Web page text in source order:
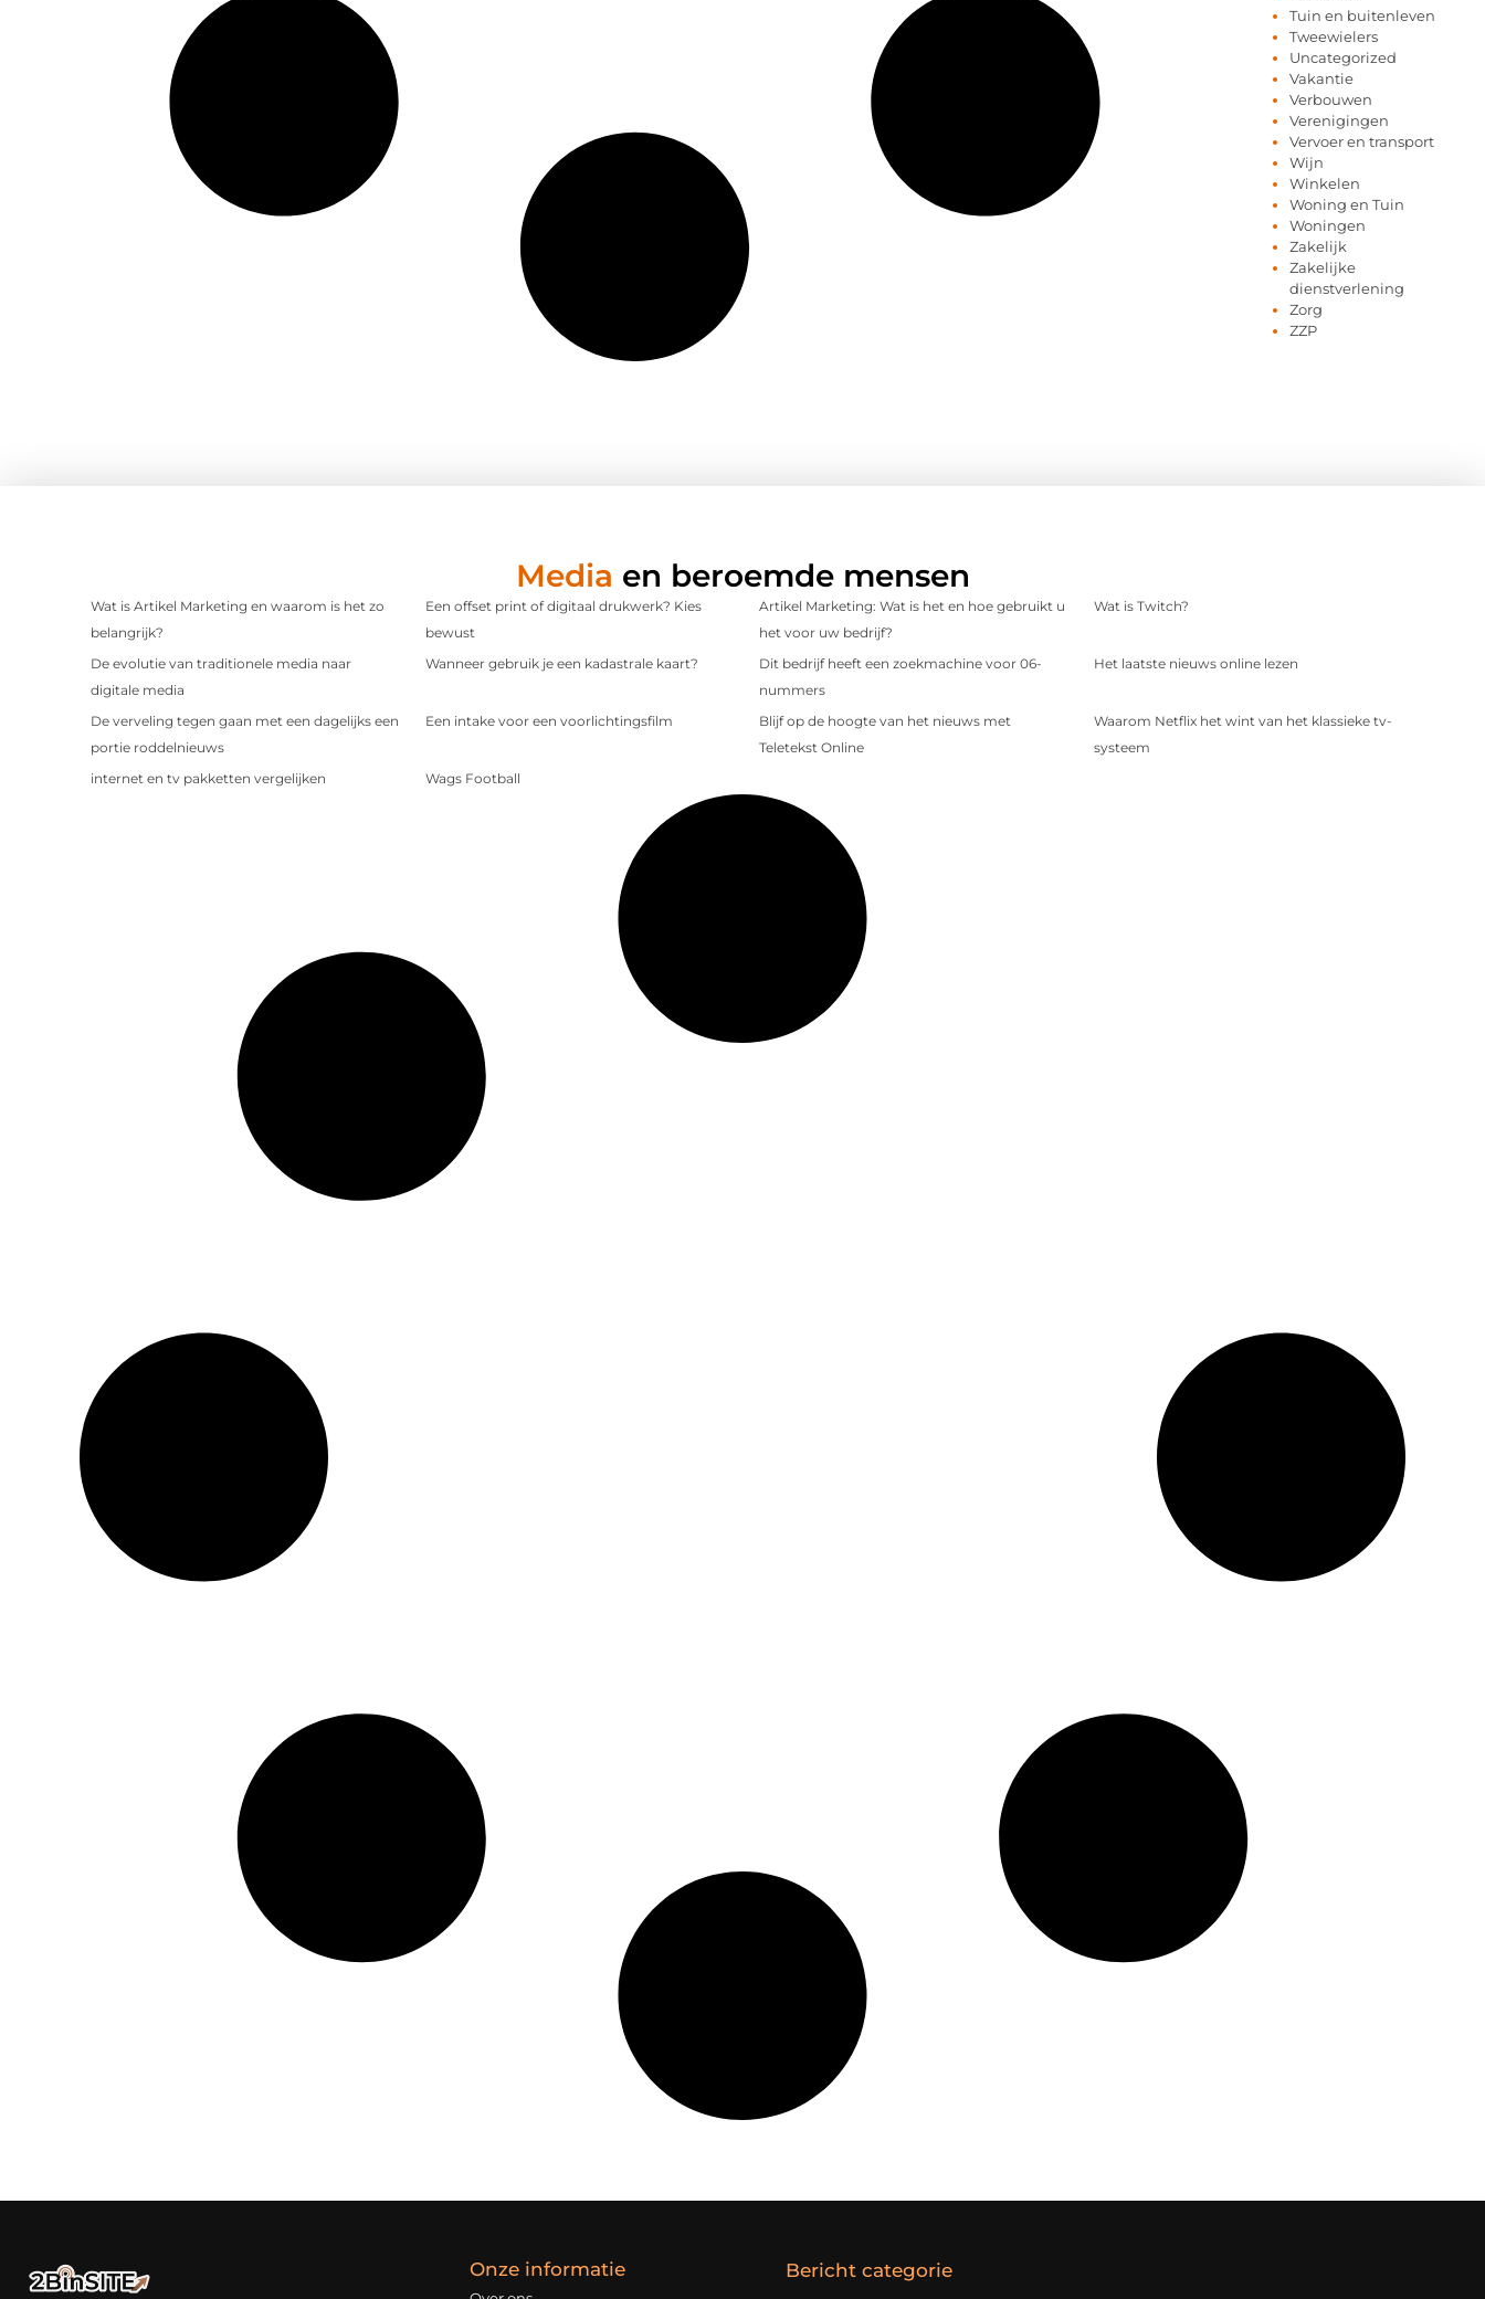
Tuin en buitenleven
Tweewielers
Uncategorized
Vakantie
Verbouwen
Verenigingen
Vervoer en transport
Wijn
Winkelen
Woning en Tuin
Woningen
Zakelijk
Zakelijke
dienstverlening
Zorg
ZZP
Media en beroemde mensen
Wat is Artikel Marketing en waarom is het zo
belangrijk?
Een offset print of digitaal drukwerk? Kies
bewust
Artikel Marketing: Wat is het en hoe gebruikt u
het voor uw bedrijf?
Wat is Twitch?
De evolutie van traditionele media naar
digitale media
Wanneer gebruik je een kadastrale kaart?
Dit bedrijf heeft een zoekmachine voor 06-
nummers
Het laatste nieuws online lezen
De verveling tegen gaan met een dagelijks een
portie roddelnieuws
Een intake voor een voorlichtingsfilm
Blijf op de hoogte van het nieuws met
Teletekst Online
Waarom Netflix het wint van het klassieke tv-
systeem
internet en tv pakketten vergelijken
Wags Football
Onze informatie Bericht categorie